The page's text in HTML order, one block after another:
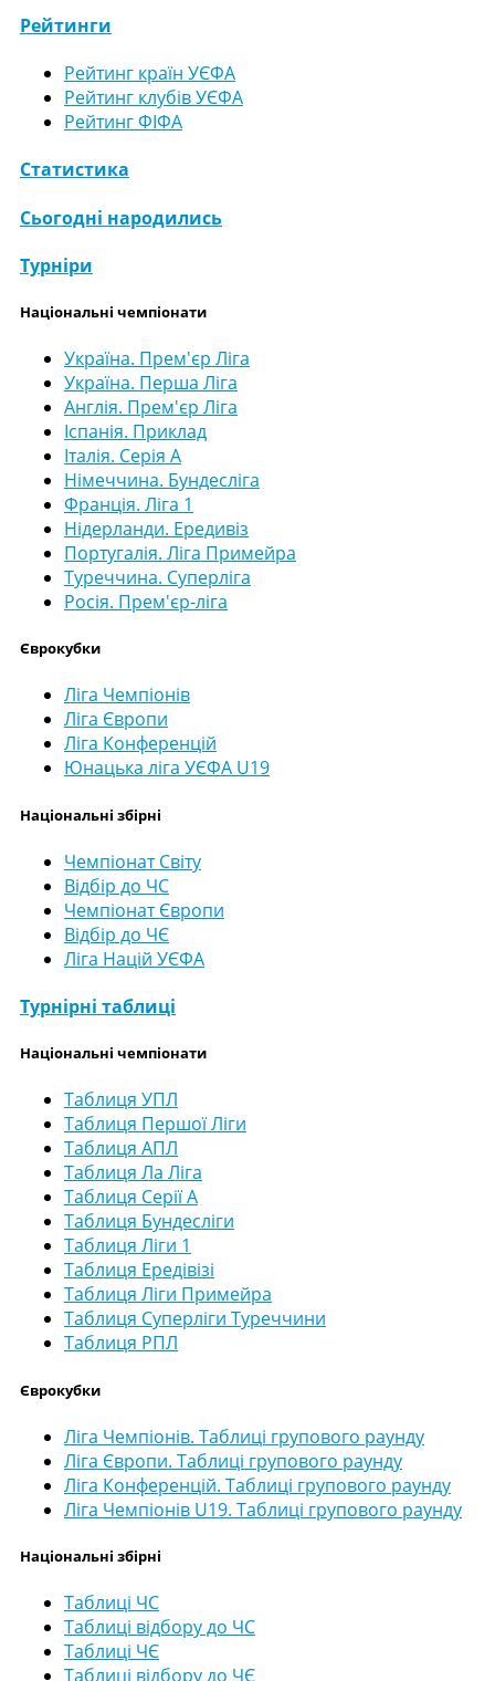
Рейтинги
Рейтинг країн УЄФА
Рейтинг клубів УЄФА
Рейтинг ФІФА
Статистика
Сьогодні народились
Турніри
Національні чемпіонати
Україна. Прем'єр Ліга
Україна. Перша Ліга
Англія. Прем'єр Ліга
Іспанія. Приклад
Італія. Серія А
Німеччина. Бундесліга
Франція. Ліга 1
Нідерланди. Ередивіз
Португалія. Ліга Примейра
Туреччина. Суперліга
Росія. Прем'єр-ліга
Єврокубки
Ліга Чемпіонів
Ліга Європи
Ліга Конференцій
Юнацька ліга УЄФА U19
Національні збірні
Чемпіонат Світу
Відбір до ЧС
Чемпіонат Європи
Відбір до ЧЄ
Ліга Націй УЄФА
Турнірні таблиці
Національні чемпіонати
Таблиця УПЛ
Таблиця Першої Ліги
Таблиця АПЛ
Таблиця Ла Ліга
Таблиця Серії А
Таблиця Бундесліги
Таблиця Ліги 1
Таблиця Ередівізі
Таблиця Ліги Примейра
Таблиця Суперліги Туреччини
Таблиця РПЛ
Єврокубки
Ліга Чемпіонів. Таблиці групового раунду
Ліга Європи. Таблиці групового раунду
Ліга Конференцій. Таблиці групового раунду
Ліга Чемпіонів U19. Таблиці групового раунду
Національні збірні
Таблиці ЧС
Таблиці відбору до ЧС
Таблиці ЧЄ
Таблиці відбору до ЧЄ